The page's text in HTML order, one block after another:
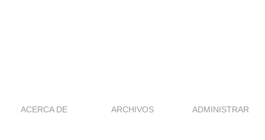
ACERCA DE ARCHIVOS ADMINISTRAR